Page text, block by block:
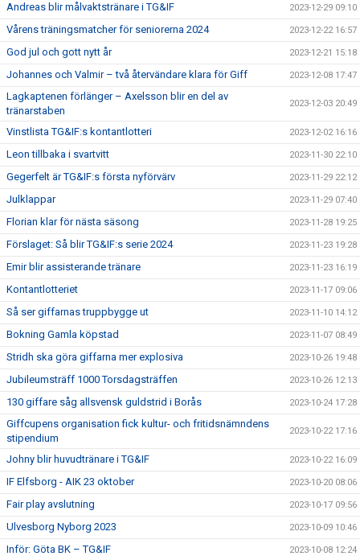
Andreas blir målvaktstränare i TG&IF 2023-12-29 09:10
Vårens träningsmatcher för seniorerna 2024 2023-12-22 16:57
God jul och gott nytt år 2023-12-21 15:18
Johannes och Valmir – två återvändare klara för Giff 2023-12-08 17:47
Lagkaptenen förlänger – Axelsson blir en del av
tränarstaben
2023-12-03 20:49
Vinstlista TG&IF:s kontantlotteri 2023-12-02 16:16
Leon tillbaka i svartvitt 2023-11-30 22:10
Gegerfelt är TG&IF:s första nyförvärv 2023-11-29 22:12
Julklappar 2023-11-29 07:40
Florian klar för nästa säsong 2023-11-28 19:25
Förslaget: Så blir TG&IF:s serie 2024 2023-11-23 19:28
Emir blir assisterande tränare 2023-11-23 16:19
Kontantlotteriet 2023-11-17 09:06
Så ser giffarnas truppbygge ut 2023-11-10 14:12
Bokning Gamla köpstad 2023-11-07 08:49
Stridh ska göra giffarna mer explosiva 2023-10-26 19:48
Jubileumsträff 1000 Torsdagsträffen 2023-10-26 12:13
130 giffare såg allsvensk guldstrid i Borås 2023-10-24 17:28
Giffcupens organisation fick kultur- och fritidsnämndens
stipendium
2023-10-22 17:16
Johny blir huvudtränare i TG&IF 2023-10-22 16:09
IF Elfsborg - AIK 23 oktober 2023-10-20 08:06
Fair play avslutning 2023-10-17 09:56
Ulvesborg Nyborg 2023 2023-10-09 10:46
Inför: Göta BK – TG&IF 2023-10-08 12:24